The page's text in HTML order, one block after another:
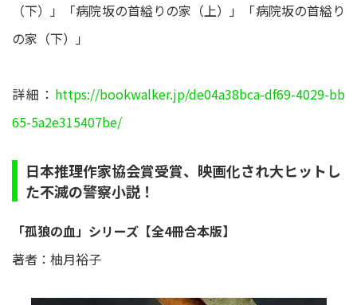
（下）」「病院坂の首縊りの家（上）」「病院坂の首縊り
の家（下）」
詳細： https://bookwalker.jp/de04a38bca-df69-4029-bb
65-5a2e315407be/
日本推理作家協会賞受賞、映画化され大ヒットし
た不滅の警察小説！
「孤狼の血」シリーズ【全4冊合本版】
著者：柚月裕子